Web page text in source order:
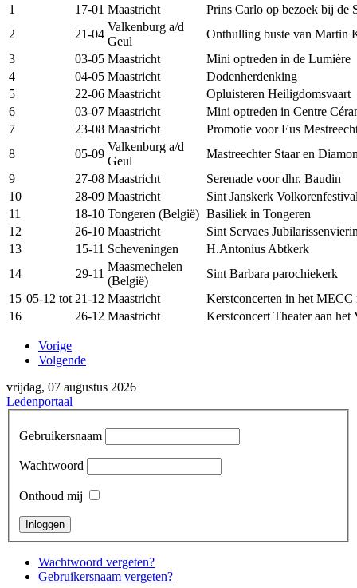
1
17-01 Maastricht
Prins Carlo op bezoek bij de
2
21-04
Valkenburg a/d
Geul
Onthulling buste van Martin
3
03-05 Maastricht
Mini optreden in de Lumière
4
04-05 Maastricht
Dodenherdenking
5
22-06 Maastricht
Opluisteren Heiligdomsvaart
6
03-07 Maastricht
Mini optreden in Centre
7
23-08 Maastricht
Promotie voor Eus
8
05-09
Valkenburg a/d
Geul
Mastreechter Staar en
9
27-08 Maastricht
Serenade voor dhr. Baudin
10
28-09 Maastricht
Sint Janskerk
11
18-10 Tongeren (België) Basiliek in Tongeren
12
26-10 Maastricht
Sint Servaes
13
15-11 Scheveningen
H.Antonius Abtkerk
14
29-11
Maasmechelen
(België)
Sint Barbara parochiekerk
15 05-12 tot 21-12 Maastricht
Kerstconcerten in het MECC
16
26-12 Maastricht Kerstconcert Theater aan
Vorige
Volgende
vrijdag, 07 augustus 2026
Ledenportaal
Gebruikersnaam
Wachtwoord
Onthoud mij
Wachtwoord vergeten?
Gebruikersnaam vergeten?